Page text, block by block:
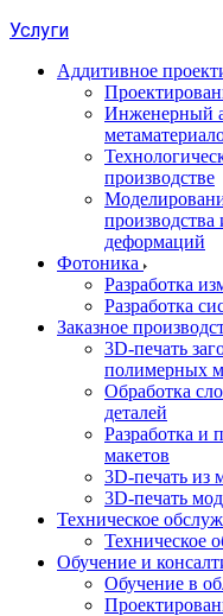
Услуги
Аддитивное
Инженерный
производстве
производства
деформаций
Фотоника
Разработка
Разработка
Заказное
3D-печать
полимерных
Обработка
деталей
Разработка и
макетов
3D-печать из
3D-печать
Техническое
Техническое
Обучение и
Обучение в